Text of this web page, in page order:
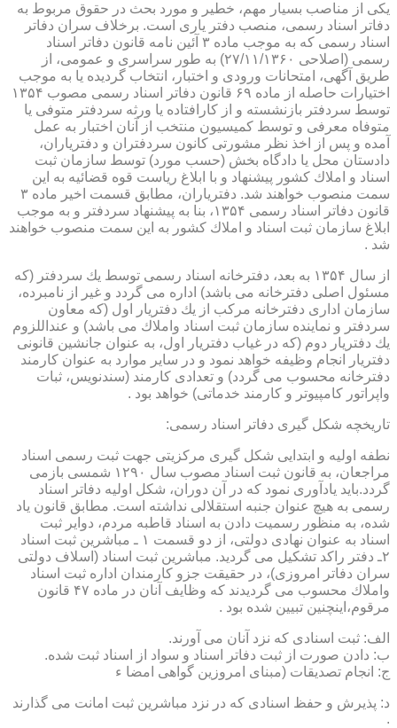
یكی از مناصب بسیار مهم، خطیر و مورد بحث در حقوق مربوط به
دفاتر اسناد رسمی، منصب دفتر یاری است. برخلاف سران دفاتر
اسناد رسمی كه به موجب ماده ۳ آئین نامه قانون دفاتر اسناد
رسمی (اصلاحی ۲۷/۱۱/۱۳۶۰) به طور سراسری و عمومی، از
طریق آگهی، امتحانات ورودی و اختبار، انتخاب گردیده یا به موجب
اختیارات حاصله از ماده ۶۹ قانون دفاتر اسناد رسمی مصوب ۱۳۵۴
توسط سردفتر بازنشسته و از كارافتاده یا ورثه سردفتر متوفی یا
متوفاه معرفی و توسط كمیسیون منتخب از آنان اختبار به عمل
آمده و پس از اخذ نظر مشورتی كانون سردفتران و دفتریاران،
دادستان محل یا دادگاه بخش (حسب مورد) توسط سازمان ثبت
اسناد و املاك كشور پیشنهاد و با ابلاغ ریاست قوه قضائیه به این
سمت منصوب خواهند شد. دفتریاران، مطابق قسمت اخیر ماده ۳
قانون دفاتر اسناد رسمی ۱۳۵۴، بنا به پیشنهاد سردفتر و به موجب
ابلاغ سازمان ثبت اسناد و املاك كشور به این سمت منصوب خواهند
شد .
از سال ۱۳۵۴ به بعد، دفترخانه اسناد رسمی توسط یك سردفتر (كه
مسئول اصلی دفترخانه می باشد) اداره می گردد و غیر از نامبرده،
سازمان اداری دفترخانه مركب از یك دفتریار اول (كه معاون
سردفتر و نماینده سازمان ثبت اسناد واملاك می باشد) و عنداللزوم
یك دفتریار دوم (كه در غیاب دفتریار اول، به عنوان جانشین قانونی
دفتریار انجام وظیفه خواهد نمود و در سایر موارد به عنوان كارمند
دفترخانه محسوب می گردد) و تعدادی كارمند (سندنویس، ثبات
واپراتور كامپیوتر و كارمند خدماتی) خواهد بود .
تاریخچه شكل گیری دفاتر اسناد رسمی:
نطفه اولیه و ابتدایی شكل گیری مركزیتی جهت ثبت رسمی اسناد
مراجعان، به قانون ثبت اسناد مصوب سال ۱۲۹۰ شمسی بازمی
گردد.باید یادآوری نمود كه در آن دوران، شكل اولیه دفاتر اسناد
رسمی به هیچ عنوان جنبه استقلالی نداشته است. مطابق قانون یاد
شده، به منظور رسمیت دادن به اسناد قاطبه مردم، دوایر ثبت
اسناد به عنوان نهادی دولتی، از دو قسمت ۱ ـ مباشرین ثبت اسناد
۲ـ دفتر راكد تشكیل می گردید. مباشرین ثبت اسناد (اسلاف دولتی
سران دفاتر امروزی)، در حقیقت جزو كارمندان اداره ثبت اسناد
واملاك محسوب می گردیدند كه وظایف آنان در ماده ۴۷ قانون
مرقوم،اینچنین تبیین شده بود .
الف: ثبت اسنادی كه نزد آنان می آورند.
ب: دادن صورت از ثبت دفاتر اسناد و سواد از اسناد ثبت شده.
ج: انجام تصدیقات (مبنای امروزین گواهی امضا ء
د: پذیرش و حفظ اسنادی كه در نزد مباشرین ثبت امانت می گذارند
.